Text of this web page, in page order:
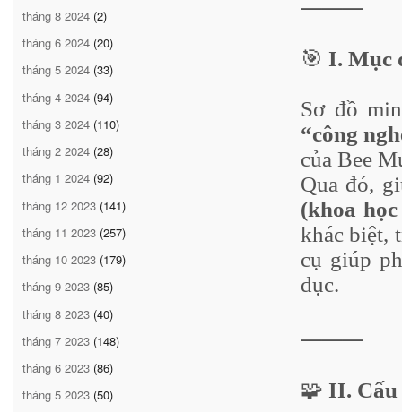
tháng 8 2024 (2)
tháng 6 2024 (20)
tháng 5 2024 (33)
tháng 4 2024 (94)
tháng 3 2024 (110)
tháng 2 2024 (28)
tháng 1 2024 (92)
tháng 12 2023 (141)
tháng 11 2023 (257)
tháng 10 2023 (179)
tháng 9 2023 (85)
tháng 8 2023 (40)
tháng 7 2023 (148)
tháng 6 2023 (86)
tháng 5 2023 (50)
⸻
🎯 I. Mục
Sơ đồ
“công
của Bee
Qua đó,
(khoa
khác biệt,
cụ giúp
dục.
⸻
🧩 II. Cấu